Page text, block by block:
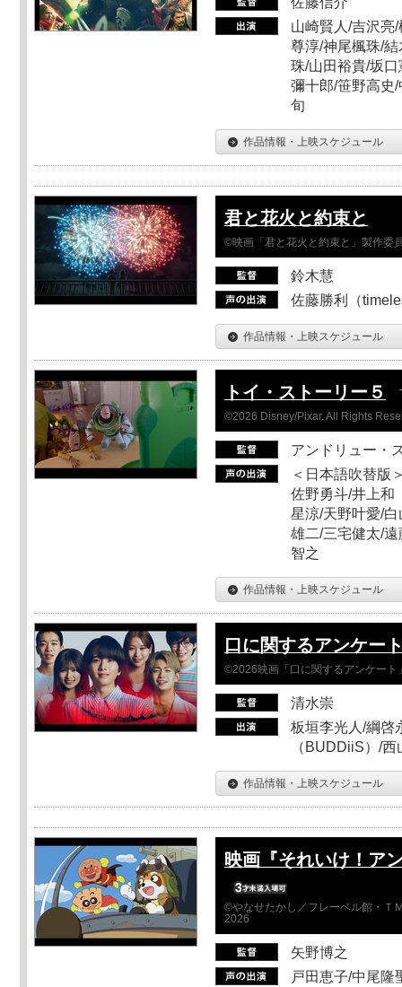
山崎賢人/吉沢亮
尊淳/神尾楓珠/
珠/山田裕貴/坂
彌十郎/笹野高史
旬
作品情報・上映スケジュール
君と花火と約束と
©映画「君と花火と約束と」製作委
鈴木慧
佐藤勝利（
作品情報・上映スケジュール
トイ・ストーリー５
©2026 Disney/Pixar. All Rights
アンドリュー・
＜日本語吹替版
佐野勇斗/井上和
星涼/天野叶愛/
雄二/三宅健太/
智之
作品情報・上映スケジュール
口に関するアンケー
©2026映画「口に関するアンケート
清水崇
板垣李光人/綱啓
（BUDDiiS）/
作品情報・上映スケジュール
映画『それいけ！ア
©やなせたかし／フレーベル館・Ｔ
2026
矢野博之
戸田恵子/中尾隆